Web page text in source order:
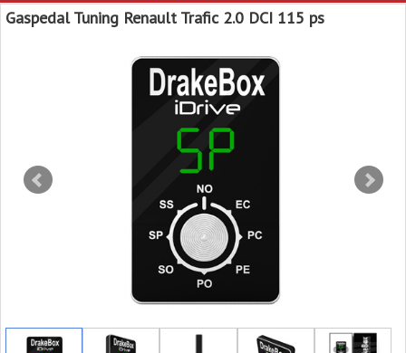
Gaspedal Tuning Renault Trafic 2.0 DCI 115 ps